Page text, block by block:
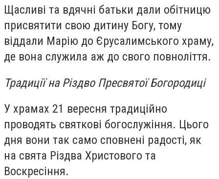
Щасливі та вдячні батьки дали обітницю
присвятити свою дитину Богу, тому
віддали Марію до Єрусалимського храму,
де вона служила аж до свого повноліття.
Традиції на Різдво Пресвятої Богородиці
У храмах 21 вересня традиційно
проводять святкові богослужіння. Цього
дня вони так само сповнені радості, як
на свята Різдва Христового та
Воскресіння.